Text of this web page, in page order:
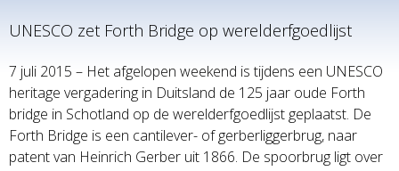
UNESCO zet Forth Bridge op werelderfgoedlijst
7 juli 2015 – Het afgelopen weekend is tijdens een UNESCO
heritage vergadering in Duitsland de 125 jaar oude Forth
bridge in Schotland op de werelderfgoedlijst geplaatst. De
Forth Bridge is een cantilever- of gerberliggerbrug, naar
patent van Heinrich Gerber uit 1866. De spoorbrug ligt over